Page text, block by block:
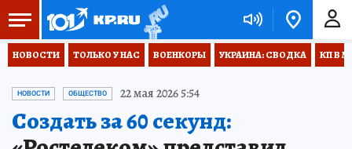
НОВОСТИ ТОЛЬКО У НАС ВОЕНКОРЫ УКРАИНА: СВОДКА КП В
НОВОСТИ ОБЩЕСТВО 22 мая 2026 5:54
Создать за 60 секунд: